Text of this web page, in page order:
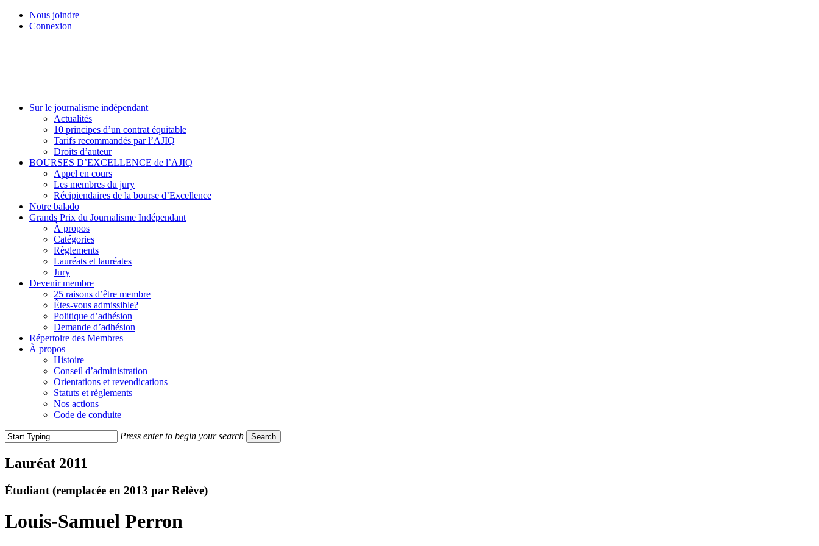
Skip
Nous joindre
Connexion
Menu
Sur le journalisme indépendant
Actualités
10 principes d’un contrat équitable
Tarifs recommandés par l’AJIQ
Droits d’auteur
BOURSES D’EXCELLENCE de l’AJIQ
Appel en cours
Les membres du jury
Récipiendaires de la bourse d’Excellence
Notre balado
Grands Prix du Journalisme Indépendant
À propos
Catégories
Règlements
Lauréats et lauréates
Jury
Devenir membre
25 raisons d’être membre
Êtes-vous admissible?
Politique d’adhésion
Demande d’adhésion
Répertoire des Membres
À propos
Histoire
Conseil d’administration
Orientations et revendications
Statuts et règlements
Nos actions
Code de conduite
Press enter to begin your search Search
Search
Lauréat 2011
Étudiant (remplacée en 2013 par Relève)
Louis-Samuel Perron